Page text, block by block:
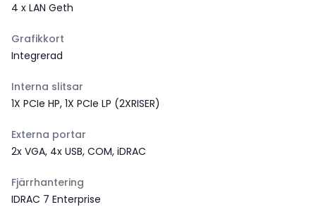
4 x LAN Geth
Grafikkort
Integrerad
Interna slitsar
1X PCIe HP, 1X PCIe LP (2XRISER)
Externa portar
2x VGA, 4x USB, COM, iDRAC
Fjärrhantering
IDRAC 7 Enterprise